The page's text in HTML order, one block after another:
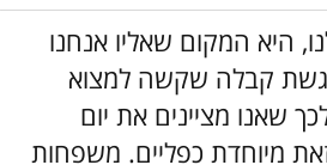
היא המקום שאליו אנחנו
קבלה שקשה למצוא
שאנו מציינים את יום
מיוחדת כפליים. משפחות